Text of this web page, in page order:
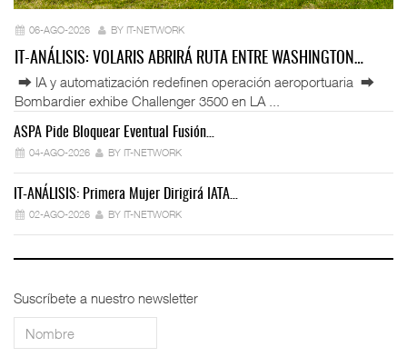
06-AGO-2026 BY IT-NETWORK
IT-ANÁLISIS: VOLARIS ABRIRÁ RUTA ENTRE WASHINGTON…
⮕ IA y automatización redefinen operación aeroportuaria ⮕
Bombardier exhibe Challenger 3500 en LA ...
ASPA Pide Bloquear Eventual Fusión…
04-AGO-2026 BY IT-NETWORK
IT-ANÁLISIS: Primera Mujer Dirigirá IATA…
02-AGO-2026 BY IT-NETWORK
Suscríbete a nuestro newsletter